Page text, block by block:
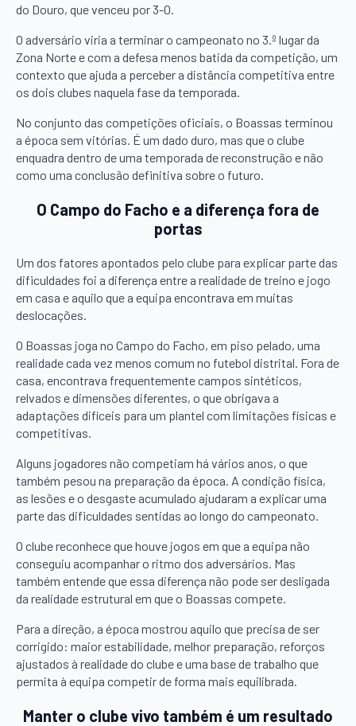
do Douro, que venceu por 3-0.
O adversário viria a terminar o campeonato no 3.º lugar da
Zona Norte e com a defesa menos batida da competição, um
contexto que ajuda a perceber a distância competitiva entre
os dois clubes naquela fase da temporada.
No conjunto das competições oficiais, o Boassas terminou
a época sem vitórias. É um dado duro, mas que o clube
enquadra dentro de uma temporada de reconstrução e não
como uma conclusão definitiva sobre o futuro.
O Campo do Facho e a diferença fora de
portas
Um dos fatores apontados pelo clube para explicar parte das
dificuldades foi a diferença entre a realidade de treino e jogo
em casa e aquilo que a equipa encontrava em muitas
deslocações.
O Boassas joga no Campo do Facho, em piso pelado, uma
realidade cada vez menos comum no futebol distrital. Fora de
casa, encontrava frequentemente campos sintéticos,
relvados e dimensões diferentes, o que obrigava a
adaptações difíceis para um plantel com limitações físicas e
competitivas.
Alguns jogadores não competiam há vários anos, o que
também pesou na preparação da época. A condição física,
as lesões e o desgaste acumulado ajudaram a explicar uma
parte das dificuldades sentidas ao longo do campeonato.
O clube reconhece que houve jogos em que a equipa não
conseguiu acompanhar o ritmo dos adversários. Mas
também entende que essa diferença não pode ser desligada
da realidade estrutural em que o Boassas compete.
Para a direção, a época mostrou aquilo que precisa de ser
corrigido: maior estabilidade, melhor preparação, reforços
ajustados à realidade do clube e uma base de trabalho que
permita à equipa competir de forma mais equilibrada.
Manter o clube vivo também é um resultado